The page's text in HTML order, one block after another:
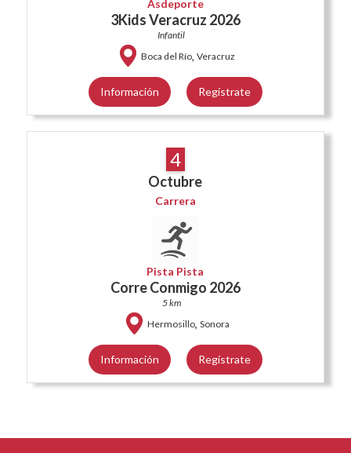
Asdeporte
3Kids Veracruz 2026
Infantil
Boca del Río, Veracruz
Información Regístrate
4
Octubre
Carrera
Pista Pista
Corre Conmigo 2026
5 km
Hermosillo, Sonora
Información Regístrate